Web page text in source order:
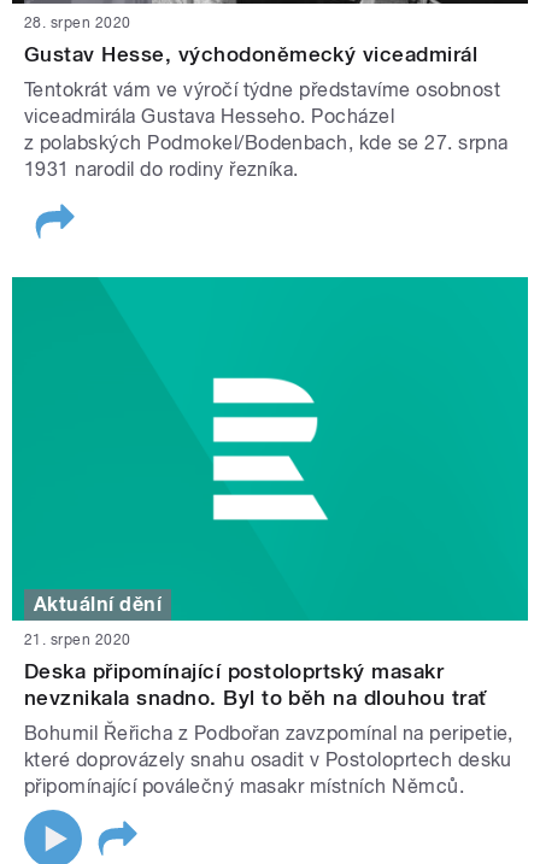
28. srpen 2020
Gustav Hesse, východoněmecký viceadmirál
Tentokrát vám ve výročí týdne představíme osobnost
viceadmirála Gustava Hesseho. Pocházel
z polabských Podmokel/Bodenbach, kde se 27. srpna
1931 narodil do rodiny řezníka.
Aktuální dění
21. srpen 2020
Deska připomínající postoloprtský masakr
nevznikala snadno. Byl to běh na dlouhou trať
Bohumil Řeřicha z Podbořan zavzpomínal na peripetie,
které doprovázely snahu osadit v Postoloprtech desku
připomínající poválečný masakr místních Němců.